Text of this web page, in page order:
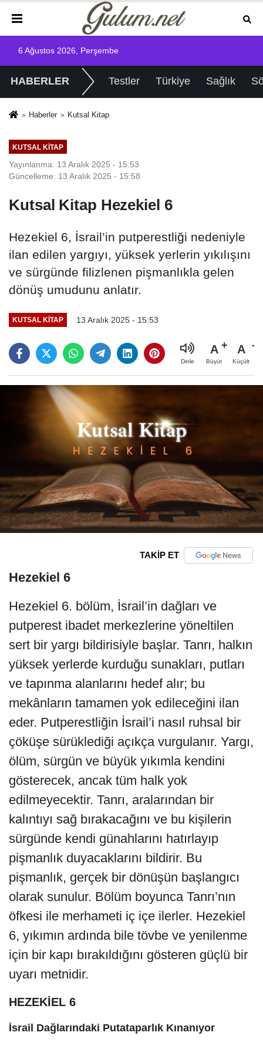
6 Ağustos 2026, Perşembe
HABERLER Testler Türkiye Sağlık
Haberler Kutsal Kitap
KUTSAL KITAP
Yayınlanma: 13 Aralık 2025 - 15:53
Güncelleme: 13 Aralık 2025 - 15:58
Kutsal Kitap Hezekiel 6
Hezekiel 6, İsrail’in putperestliği nedeniyle
ilan edilen yargıyı, yüksek yerlerin yıkılışını
ve sürgünde filizlenen pişmanlıkla gelen
dönüş umudunu anlatır.
KUTSAL KITAP 13 Aralık 2025 - 15:53
Dinle
A
Büyüt
A
Küçült
TAKİP ET
Hezekiel 6
Hezekiel 6. bölüm, İsrail’in dağları ve
putperest ibadet merkezlerine yöneltilen
sert bir yargı bildirisiyle başlar. Tanrı, halkın
yüksek yerlerde kurduğu sunakları, putları
ve tapınma alanlarını hedef alır; bu
mekânların tamamen yok edileceğini ilan
eder. Putperestliğin İsrail’i nasıl ruhsal bir
çöküşe sürüklediği açıkça vurgulanır. Yargı,
ölüm, sürgün ve büyük yıkımla kendini
gösterecek, ancak tüm halk yok
edilmeyecektir. Tanrı, aralarından bir
kalıntıyı sağ bırakacağını ve bu kişilerin
sürgünde kendi günahlarını hatırlayıp
pişmanlık duyacaklarını bildirir. Bu
pişmanlık, gerçek bir dönüşün başlangıcı
olarak sunulur. Bölüm boyunca Tanrı’nın
öfkesi ile merhameti iç içe ilerler. Hezekiel
6, yıkımın ardında bile tövbe ve yenilenme
için bir kapı bırakıldığını gösteren güçlü bir
uyarı metnidir.
HEZEKİEL 6
İsrail Dağlarındaki Putataparlık Kınanıyor